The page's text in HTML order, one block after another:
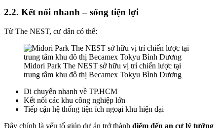
2.2. Kết nối nhanh – sống tiện lợi
Từ The NEST, cư dân có thể:
Midori Park The NEST sở hữu vị trí chiến lược tại
trung tâm khu đô thị Becamex Tokyu Bình Dương
Di chuyển nhanh về TP.HCM
Kết nối các khu công nghiệp lớn
Tiếp cận hệ thống tiện ích ngoại khu hiện đại
Đây chính là yếu tố giúp dự án trở thành điểm đến an cư lý tưởng